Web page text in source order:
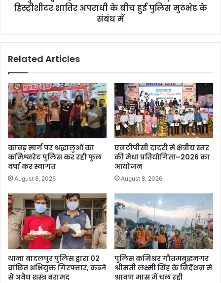
हिस्ट्रीशीटर शातिर अपराधी के बीच हुई पुलिस मुठभेड के
संबंध में
Related Articles
कावड़ मार्ग पर श्रद्धालुओं का
कमिश्नरेट पुलिस कर रही फुल
वर्षा कर स्वागत
August 8, 2026
एनटीपीसी दादरी में क्षेत्रीय स्तर
की मेधा प्रतियोगिता–2026 का
आयोजन
August 8, 2026
थाना बादलपुर पुलिस द्वारा 02
वांछित अभियुक्त गिरफ्तार, कब्जे
से अवैध शस्त्र बरामद
पुलिस कमिश्रर गौतमबुद्धनगर
श्रीमती लक्ष्मी सिंह के निर्देशन में
श्रावण मास में चल रही